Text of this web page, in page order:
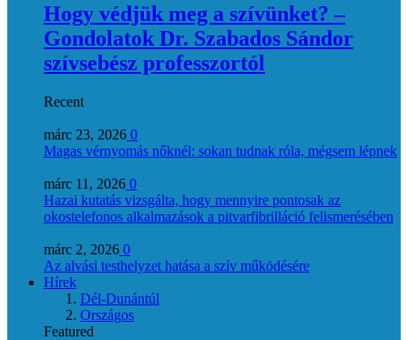
Hogy védjük meg a szívünket? –
Gondolatok Dr. Szabados Sándor
szívsebész professzortól
Recent
márc 23, 2026 0
Magas vérnyomás nőknél: sokan tudnak róla, mégsem lépnek
márc 11, 2026 0
Hazai kutatás vizsgálta, hogy mennyire pontosak az
okostelefonos alkalmazások a pitvarfibrilláció felismerésében
márc 2, 2026 0
Az alvási testhelyzet hatása a szív működésére
Hírek
Dél-Dunántúl
Országos
Featured